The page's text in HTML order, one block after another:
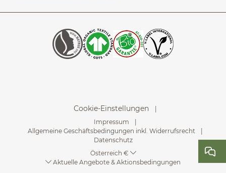
Aktuelle Angebote & Aktionsbedingungen
Cookie-Einstellungen
Impressum
Allgemeine Geschäftsbedingungen inkl. Widerrufsrecht
Datenschutz
Österreich €